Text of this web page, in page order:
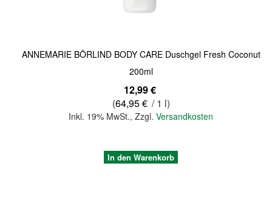
ANNEMARIE BÖRLIND BODY CARE Duschgel Fresh Coconut
200ml
12,99 €
(64,95 € / 1 l)
Inkl. 19% MwSt.,Zzgl.Versandkosten
In den Warenkorb